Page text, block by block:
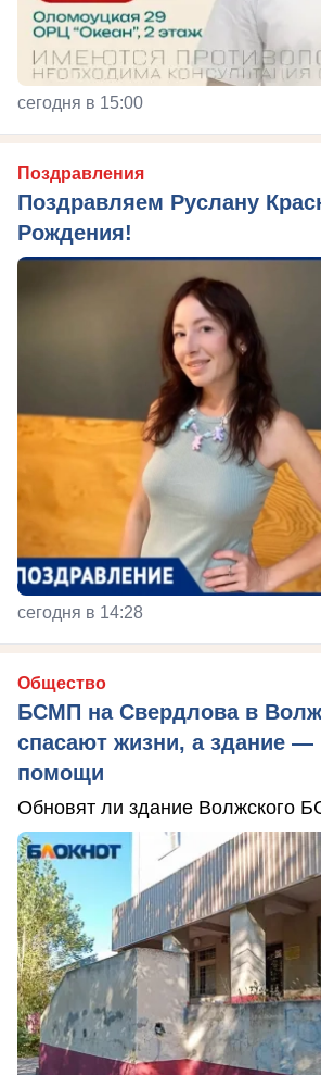
сегодня в 15:00
Поздравления
Поздравляем Руслану
Рождения!
сегодня в 14:28
Общество
БСМП на Свердлова в
спасают жизни, а здание —
помощи
Обновят ли здание Волжского